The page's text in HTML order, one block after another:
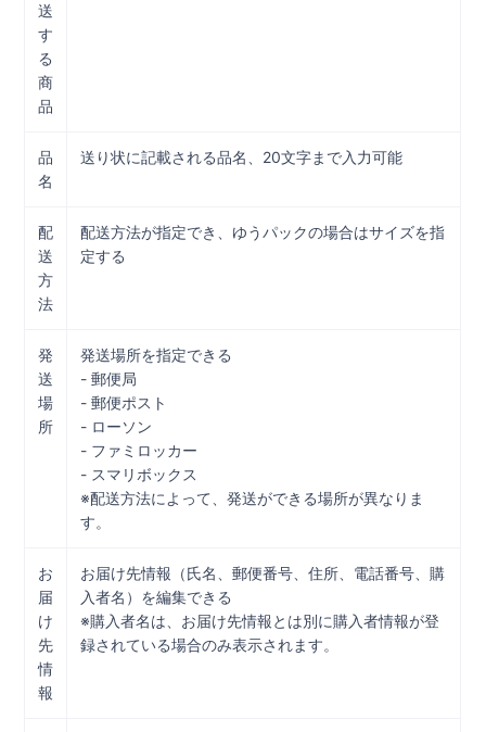
送
す
る
商
品
品
名
送り状に記載される品名、20文字まで入力可能
配
送
方
法
配送方法が指定でき、ゆうパックの場合はサイズを指
定する
発
送
場
所
発送場所を指定できる
- 郵便局
- 郵便ポスト
- ローソン
- ファミロッカー
- スマリボックス
※配送方法によって、発送ができる場所が異なりま
す。
お
届
け
先
情
報
お届け先情報（氏名、郵便番号、住所、電話番号、購
入者名）を編集できる
※購入者名は、お届け先情報とは別に購入者情報が登
録されている場合のみ表示されます。